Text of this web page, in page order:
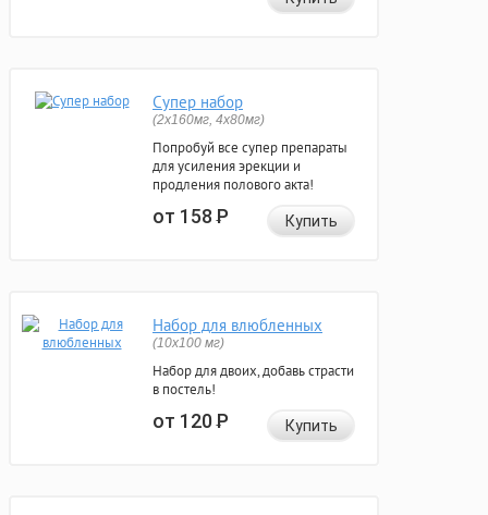
Супер набор
(2х160мг, 4х80мг)
Попробуй все супер препараты
для усиления эрекции и
продления полового акта!
от 158Р Купить
Набор для влюбленных
(10х100 мг)
Набор для двоих, добавь страсти
в постель!
от 120Р Купить